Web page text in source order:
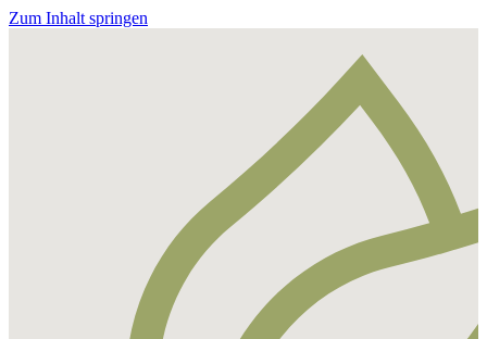
Zum Inhalt springen